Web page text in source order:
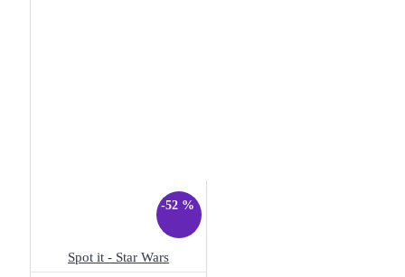
-52 %
Spot it - Star Wars